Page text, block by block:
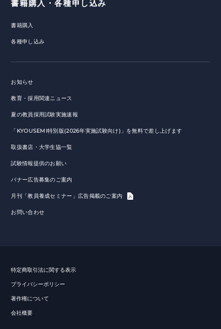
書籍購入・各種申し込み
書籍購入
各種申し込み
お知らせ
教育・採用関連ニュース
夏の教員採用試験実施速報
「KYOUSEMI特別版(2026年実施試験向け)」を無料で差し上げます
取扱書店・大学生協一覧
試験情報提供のお願い
バナー広告募集のご案内
月刊「教員養成セミナー」広告掲載のご案内
お問い合わせ
特定商取引法に関する表示
プライバシーポリシー
著作権について
会社概要